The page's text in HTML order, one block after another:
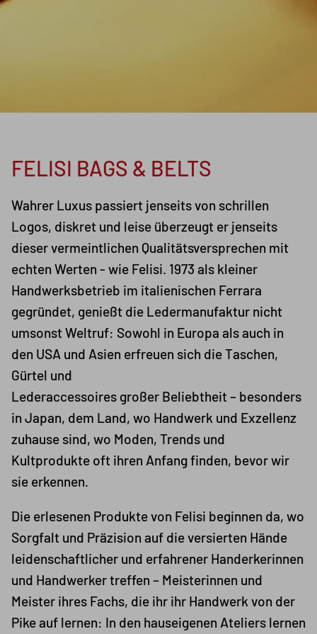
FELISI BAGS & BELTS
Wahrer Luxus passiert jenseits von schrillen
Logos, diskret und leise überzeugt er jenseits
dieser vermeintlichen Qualitätsversprechen mit
echten Werten - wie Felisi. 1973 als kleiner
Handwerksbetrieb im italienischen Ferrara
gegründet, genießt die Ledermanufaktur nicht
umsonst Weltruf: Sowohl in Europa als auch in
den USA und Asien erfreuen sich die Taschen,
Gürtel und
Lederaccessoires großer Beliebtheit – besonders
in Japan, dem Land, wo Handwerk und Exzellenz
zuhause sind, wo Moden, Trends und
Kultprodukte oft ihren Anfang finden, bevor wir
sie erkennen.
Die erlesenen Produkte von Felisi beginnen da, wo
Sorgfalt und Präzision auf die versierten Hände
leidenschaftlicher und erfahrener Handerkerinnen
und Handwerker treffen – Meisterinnen und
Meister ihres Fachs, die ihr ihr Handwerk von der
Pike auf lernen: In den hauseigenen Ateliers lernen